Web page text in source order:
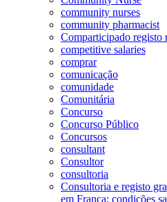
community nurses
community pharmacist
Comparticipado registo
competitive salaries
comprar
comunicação
comunidade
Comunitária
Concurso
Concurso Público
Concursos
consultant
Consultor
consultoria
Consultoria e registo
em França; condições